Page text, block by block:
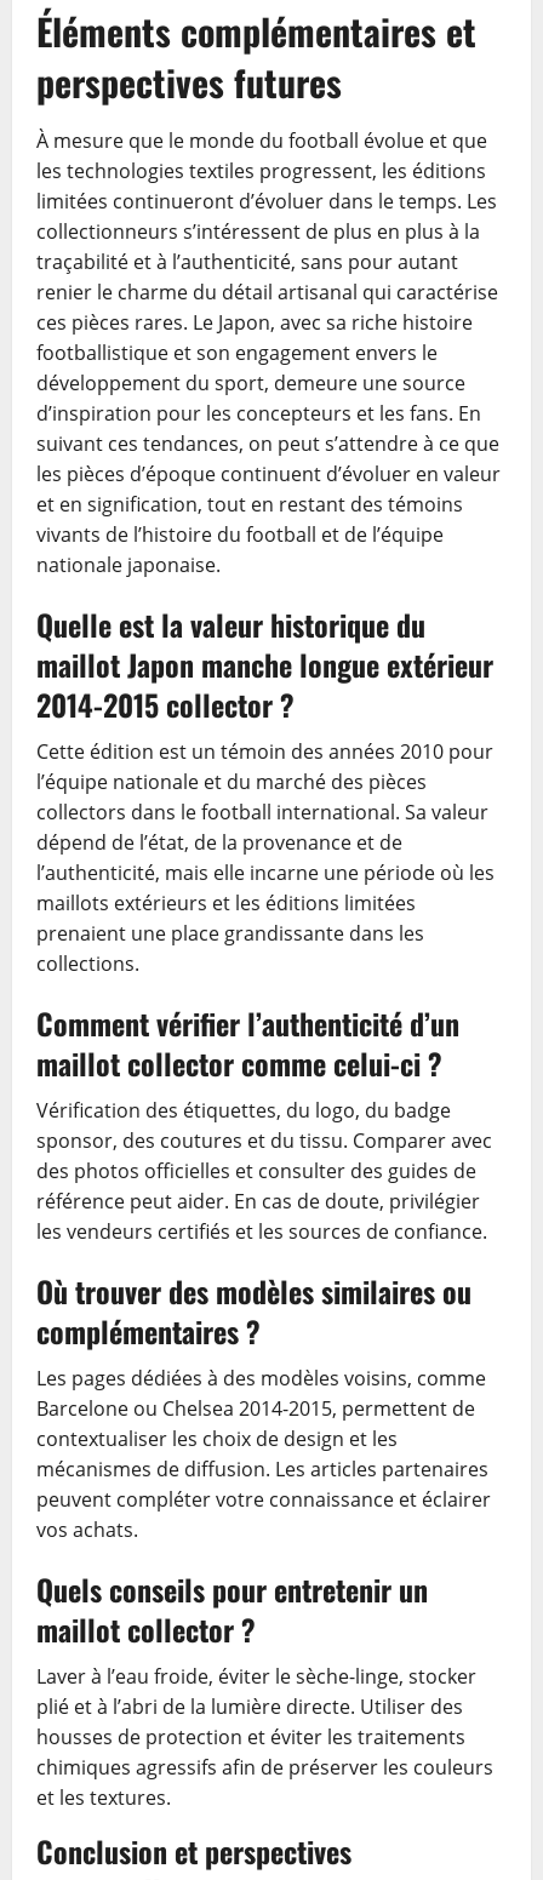
Éléments complémentaires et
perspectives futures
À mesure que le monde du football évolue et que
les technologies textiles progressent, les éditions
limitées continueront d’évoluer dans le temps. Les
collectionneurs s’intéressent de plus en plus à la
traçabilité et à l’authenticité, sans pour autant
renier le charme du détail artisanal qui caractérise
ces pièces rares. Le Japon, avec sa riche histoire
footballistique et son engagement envers le
développement du sport, demeure une source
d’inspiration pour les concepteurs et les fans. En
suivant ces tendances, on peut s’attendre à ce que
les pièces d’époque continuent d’évoluer en valeur
et en signification, tout en restant des témoins
vivants de l’histoire du football et de l’équipe
nationale japonaise.
Quelle est la valeur historique du
maillot Japon manche longue extérieur
2014-2015 collector ?
Cette édition est un témoin des années 2010 pour
l’équipe nationale et du marché des pièces
collectors dans le football international. Sa valeur
dépend de l’état, de la provenance et de
l’authenticité, mais elle incarne une période où les
maillots extérieurs et les éditions limitées
prenaient une place grandissante dans les
collections.
Comment vérifier l’authenticité d’un
maillot collector comme celui-ci ?
Vérification des étiquettes, du logo, du badge
sponsor, des coutures et du tissu. Comparer avec
des photos officielles et consulter des guides de
référence peut aider. En cas de doute, privilégier
les vendeurs certifiés et les sources de confiance.
Où trouver des modèles similaires ou
complémentaires ?
Les pages dédiées à des modèles voisins, comme
Barcelone ou Chelsea 2014-2015, permettent de
contextualiser les choix de design et les
mécanismes de diffusion. Les articles partenaires
peuvent compléter votre connaissance et éclairer
vos achats.
Quels conseils pour entretenir un
maillot collector ?
Laver à l’eau froide, éviter le sèche-linge, stocker
plié et à l’abri de la lumière directe. Utiliser des
housses de protection et éviter les traitements
chimiques agressifs afin de préserver les couleurs
et les textures.
Conclusion et perspectives